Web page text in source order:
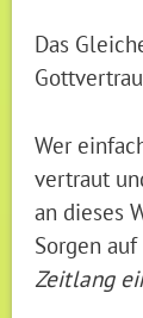
Das
Wer
vertraut
an dieses
Sorgen
Zeitlang